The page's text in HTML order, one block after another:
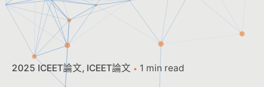
2025 ICEET論文 ICEET論文 1 min read